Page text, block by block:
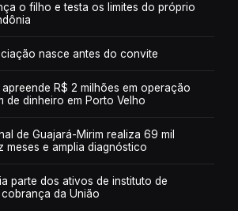
o filho e testa os limites do próprio
nasce antes do convite
apreende R$ 2 milhões em operação
de dinheiro em Porto Velho
de Guajará-Mirim realiza 69 mil
meses e amplia diagnóstico
parte dos ativos de instituto de
da União